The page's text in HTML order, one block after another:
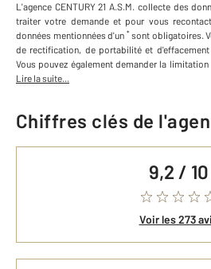
L'agence CENTURY 21 A.S.M. collecte des
traiter votre demande et pour vous
données mentionnées d'un * sont obligatoires.
de rectification, de portabilité et
Vous pouvez également demander la
Lire la suite...
Chiffres clés de
9,2 / 10
Voir les 273